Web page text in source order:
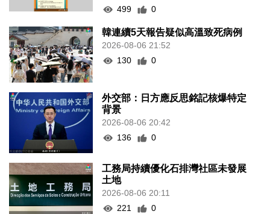
499
0
韓連續5天報告疑似高溫致死病例
2026-08-06 21:52
130
0
外交部：日方應反思銘記核爆特定
背景
2026-08-06 20:42
136
0
工務局持續優化石排灣社區未發展
土地
2026-08-06 20:11
221
0